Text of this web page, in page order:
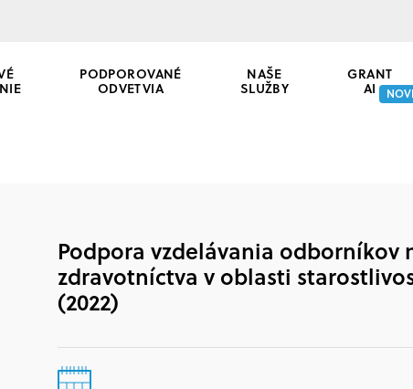
PODPOROVANÉ
ODVETVIA
NAŠE
SLUŽBY
GRANT
AI
Podpora vzdelávania odborníkov
zdravotníctva v oblasti
(2022)